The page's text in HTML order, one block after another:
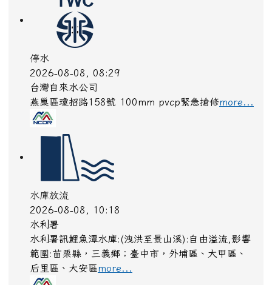
停水
2026-08-08, 08:29
台灣自來水公司
燕巢區瓊招路158號 100mm pvcp緊急搶修more...
水庫放流
2026-08-08, 10:18
水利署
水利署訊鯉魚潭水庫:(洩洪至景山溪):自由溢流,影響
範圍:苗栗縣，三義鄉；臺中市，外埔區、大甲區、
后里區、大安區more...